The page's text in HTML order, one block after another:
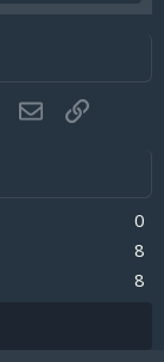
WhatsApp
EmailEnlace
0
8
8